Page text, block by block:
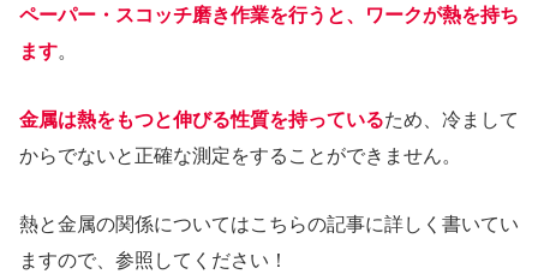
ペーパー・スコッチ磨き作業を行うと、ワークが熱を持ち
ます。
金属は熱をもつと伸びる性質を持っているため、冷まして
からでないと正確な測定をすることができません。
熱と金属の関係についてはこちらの記事に詳しく書いてい
ますので、参照してください！